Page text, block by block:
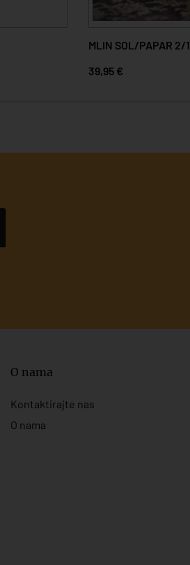
MLIN SOL/PAPAR 2/1
39,95 €
O nama
Kontaktirajte nas
O nama